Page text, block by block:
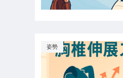
姿勢